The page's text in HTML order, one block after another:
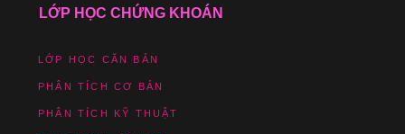
LỚP HỌC CHỨNG KHOÁN
LỚP HỌC CĂN BẢN
PHÂN TÍCH CƠ BẢN
PHÂN TÍCH KỸ THUẬT